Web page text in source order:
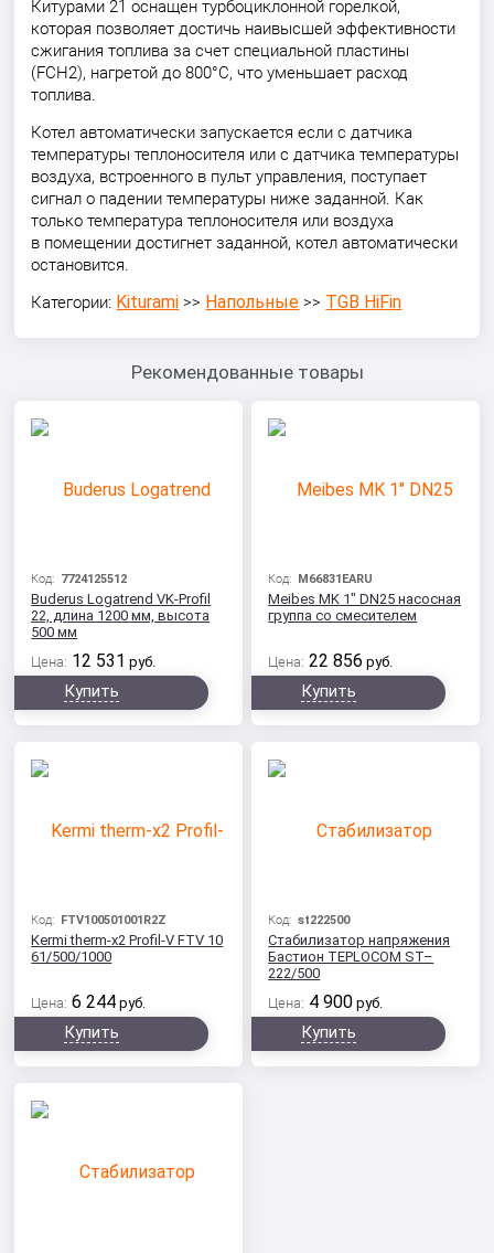
Китурами 21 оснащен турбоциклонной горелкой,
которая позволяет достичь наивысшей эффективности
сжигания топлива за счет специальной пластины
(FCH2), нагретой до 800°С, что уменьшает расход
топлива.
Котел автоматически запускается если с датчика
температуры теплоносителя или с датчика температуры
воздуха, встроенного в пульт управления, поступает
сигнал о падении температуры ниже заданной. Как
только температура теплоносителя или воздуха
в помещении достигнет заданной, котел автоматически
остановится.
Категории: Kiturami >> Напольные >> TGB HiFin
Рекомендованные товары
Код: 7724125512
Buderus Logatrend VK-Profil
22, длина 1200 мм, высота
500 мм
Цена: 12 531 руб.
Купить
Код: M66831EARU
Meibes MK 1" DN25 насосная
группа со смесителем
Цена: 22 856 руб.
Купить
Код: FTV100501001R2Z
Kermi therm-x2 Profil-V FTV 10
61/500/1000
Цена: 6 244 руб.
Купить
Код:st222500
Стабилизатор напряжения
Бастион TEPLOCOM ST–
222/500
Цена: 4 900 руб.
Купить